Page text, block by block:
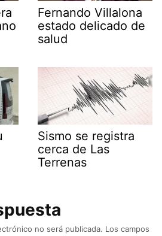
Fernando Villalona
estado delicado de
salud
Sismo se registra
cerca de Las
Terrenas
no será publicada. Los campos